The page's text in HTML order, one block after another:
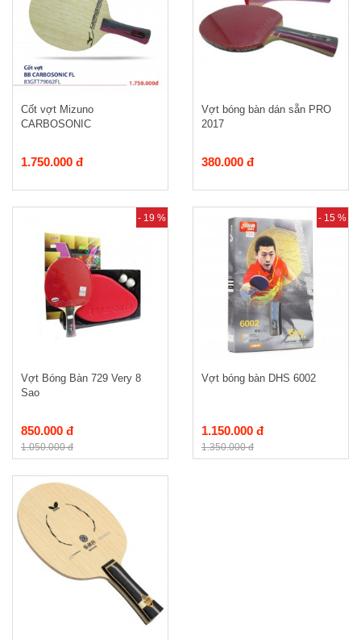
Cốt vợt Mizuno
CARBOSONIC
1.750.000 đ
Vợt bóng bàn dán sẵn PRO
2017
380.000 đ
- 19 %
Vợt Bóng Bàn 729 Very 8
Sao
850.000 đ
1.050.000 đ
- 15 %
Vợt bóng bàn DHS 6002
1.150.000 đ
1.350.000 đ